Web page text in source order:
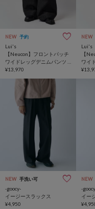
NEW 予約
Lui's
【Neucon】フロントパッチ
ワイドレッグデニムパンツ /
セットアップ対応
¥13,970
NEW
Lui's
【
ワイ
セッ
NEW 手洗い可
-goocy-
イージースラックス
¥4,950
NEW
-
イー